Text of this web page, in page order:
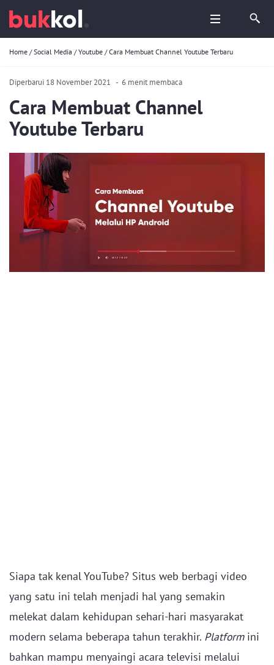
Home /Social Media /Youtube /Cara Membuat Channel Youtube Terbaru
Diperbarui 18 November 2021 - 6 menit membaca
Cara Membuat Channel
Youtube Terbaru
Siapa tak kenal YouTube? Situs web berbagi video
yang satu ini telah menjadi hal yang semakin
melekat dalam kehidupan sehari-hari masyarakat
modern selama beberapa tahun terakhir. Platform ini
bahkan mampu menyaingi acara televisi melalui